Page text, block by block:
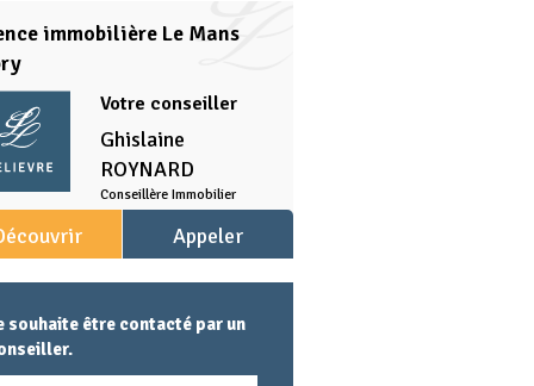
immobilière Le Mans
Votre conseiller
Ghislaine
ROYNARD
Conseillère Immobilier
l'agence
Appeler
l'agence
souhaite être contacté par un